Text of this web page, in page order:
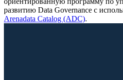
развитию Data Governance с
Arenadata Catalog (ADC).